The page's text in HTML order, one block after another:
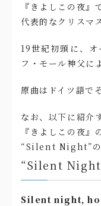
『きよしこの夜』
代表的なクリスマ
19世紀初頭に、
フ・モール神父に
原曲はドイツ語で
なお、以下に紹介
『きよしこの夜』
“Silent Night”の
“Silent
Silent night,